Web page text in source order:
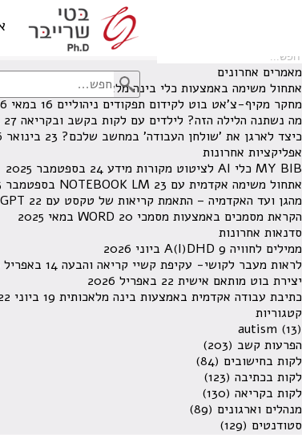
לא נמצאו תוצאות תחת קטגוריה זו.
מחפש משהו מסויים? השתמש בחיפוש
מאמרים אחרונים
אתחול משימה באמצעות כלי בינה מלאכותית
מחקר מקיף-צ'אט בוט לקידום תפקודים ניהוליים 16 במאי 2026
מה נשתנה הלילה הזה? לילדים עם לקות בקשב ובקריאה 27 במרץ 2026
כיצד לארגן את 'שולחן העבודה' במחשב שלכם? 23 בינואר 2026
אפליקציות אחרונות
MY BIB כלי AI לציטוט מקורות מידע
24 בספטמבר 2025
אתחול משימה אקדמית עם NOTEBOOK LM 23 בספטמבר 2025
מהגן ועד האקדמיה – התאמת קריאות של טקסט עם GPT 22 באוגוסט 2025
הקראת מסמכים באמצעות מסמכי WORD 20 במאי 2025
סדנאות אחרונות
ממילים לחוויה A(I)DHD 9 ביוני 2026
לראות מעבר לקושי- עקיפת קשיי קריאה והבעה 14 באפריל 2026
יצירת בוט מותאם אישית 22 באפריל 2026
כתיבת עבודה אקדמית באמצעות בינה מלאכותית 19 ביוני 2022
קטגוריות
autism (13)
הפרעות קשב (203)
לקות בחישובים (84)
לקות בכתיבה (123)
לקות בקריאה (130)
מנהלים וארגונים (89)
סטודנטים (129)